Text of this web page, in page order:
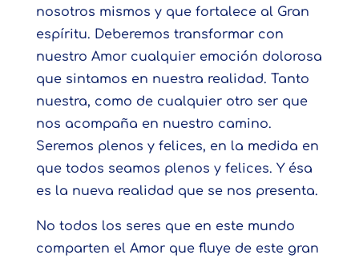
nosotros mismos y que fortalece al Gran
espíritu. Deberemos transformar con
nuestro Amor cualquier emoción dolorosa
que sintamos en nuestra realidad. Tanto
nuestra, como de cualquier otro ser que
nos acompaña en nuestro camino.
Seremos plenos y felices, en la medida en
que todos seamos plenos y felices. Y ésa
es la nueva realidad que se nos presenta.
No todos los seres que en este mundo
comparten el Amor que fluye de este gran